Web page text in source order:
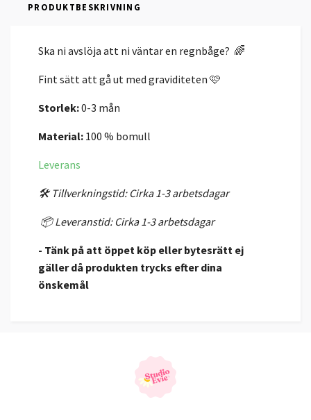
PRODUKTBESKRIVNING
Ska ni avslöja att ni väntar en regnbåge? 🌈
Fint sätt att gå ut med graviditeten 🩷
Storlek:0-3 mån
Material: 100 % bomull
Leverans
🛠️ Tillverkningstid: Cirka 1-3 arbetsdagar
📦 Leveranstid: Cirka 1-3 arbetsdagar
- Tänk på att öppet köp eller bytesrätt ej
gäller då produkten trycks efter dina
önskemål